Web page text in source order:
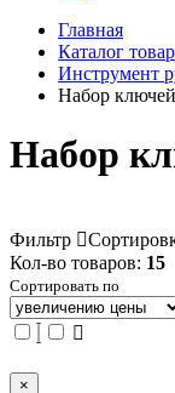
Главная
Каталог
Инструмент
Набор ключей
Набор
Фильтр
Кол-во товаров: 15
Сортировать по
×